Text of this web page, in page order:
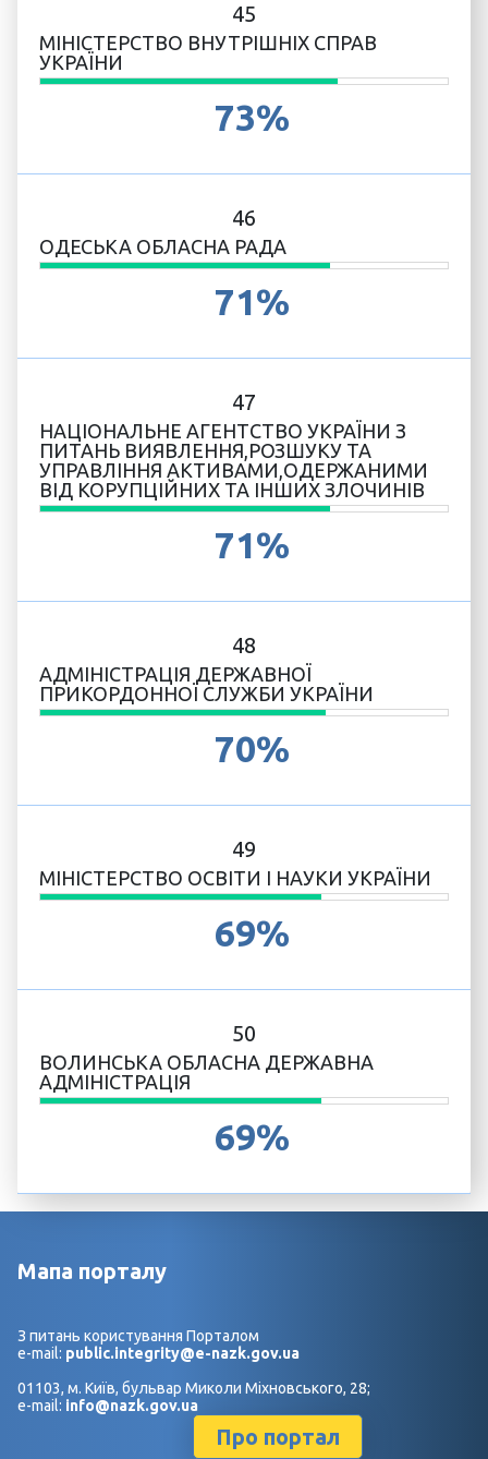
45
МІНІСТЕРСТВО ВНУТРІШНІХ СПРАВ
УКРАЇНИ
73%
46
ОДЕСЬКА ОБЛАСНА РАДА
71%
47
НАЦІОНАЛЬНЕ АГЕНТСТВО УКРАЇНИ З
ПИТАНЬ ВИЯВЛЕННЯ,РОЗШУКУ ТА
УПРАВЛІННЯ АКТИВАМИ,ОДЕРЖАНИМИ
ВІД КОРУПЦІЙНИХ ТА ІНШИХ ЗЛОЧИНІВ
71%
48
АДМІНІСТРАЦІЯ ДЕРЖАВНОЇ
ПРИКОРДОННОЇ СЛУЖБИ УКРАЇНИ
70%
49
МІНІСТЕРСТВО ОСВІТИ І НАУКИ УКРАЇНИ
69%
50
ВОЛИНСЬКА ОБЛАСНА ДЕРЖАВНА
АДМІНІСТРАЦІЯ
69%
Мапа порталу
З питань користування Порталом
e-mail: public.integrity@e-nazk.gov.ua
01103, м. Київ, бульвар Миколи Міхновського, 28;
e-mail: info@nazk.gov.ua
Про портал